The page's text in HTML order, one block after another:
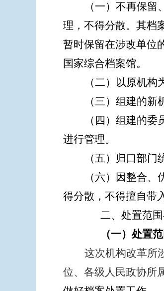
（一）不再保
理，不得分散。其档
暂时保留在涉改单位
国家综合档案馆。
（二）以原机
（三）组建的新
（四）组建的
进行管理。
（五）归口部
（六）因整合
得分散，不得擅自带
二、处置范
（一） 处置
这次机构改革所
位、各级人民政协所